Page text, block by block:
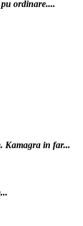
ordinare....
Kamagra in far...